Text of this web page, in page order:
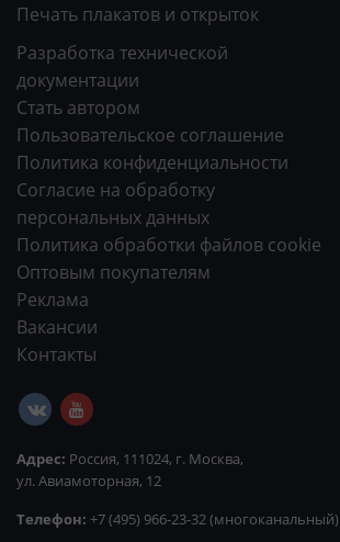
Печать плакатов и открыток
Разработка технической
документации
Стать автором
Пользовательское соглашение
Политика конфиденциальности
Согласие на обработку
персональных данных
Политика обработки файлов cookie
Оптовым покупателям
Реклама
Вакансии
Контакты
Адрес: Россия, 111024, г. Москва,
ул. Авиамоторная, 12
Телефон: +7 (495) 966-23-32 (многоканальный)